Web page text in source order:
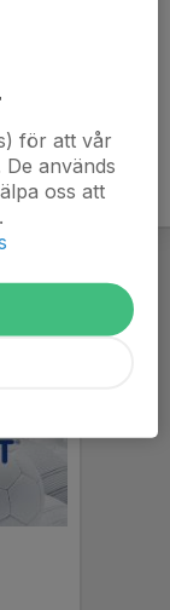
för att vår
används
oss att